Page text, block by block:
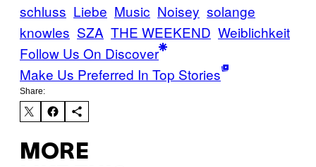
schluss Liebe Music Noisey solange
knowles SZA THE WEEKEND Weiblichkeit
Follow Us On Discover
Make Us Preferred In Top Stories
Share:
MORE